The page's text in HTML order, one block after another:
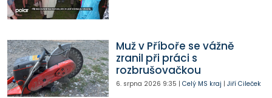
Muž v Příboře se vážně
zranil při práci s
rozbrušovačkou
6. srpna 2026 9:35 | Celý MS kraj | Jiří Cileček